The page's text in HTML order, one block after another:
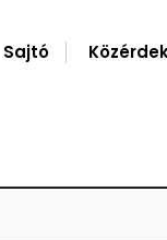
Sajtó
Window